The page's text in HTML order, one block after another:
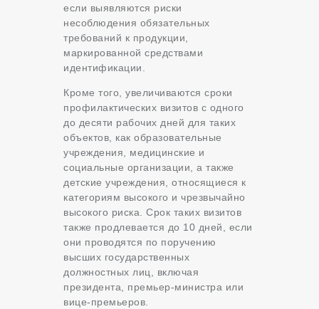
если выявляются риски
несоблюдения обязательных
требований к продукции,
маркированной средствами
идентификации.
Кроме того, увеличиваются сроки
профилактических визитов с одного
до десяти рабочих дней для таких
объектов, как образовательные
учреждения, медицинские и
социальные организации, а также
детские учреждения, относящиеся к
категориям высокого и чрезвычайно
высокого риска. Срок таких визитов
также продлевается до 10 дней, если
они проводятся по поручению
высших государственных
должностных лиц, включая
президента, премьер-министра или
вице-премьеров.